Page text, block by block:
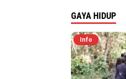
GAYA HIDUP
Info